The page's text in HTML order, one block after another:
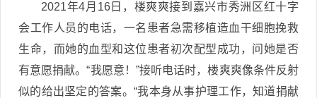
2021年4月16日，楼爽爽接到嘉兴市秀洲区红十字
会工作人员的电话，一名患者急需移植造血干细胞挽救
生命，而她的血型和这位患者初次配型成功，问她是否
有意愿捐献。“我愿意！”接听电话时，楼爽爽像条件反射
似的给出坚定的答案。“我本身从事护理工作，知道捐献